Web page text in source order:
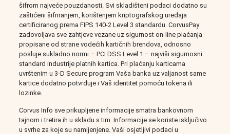
šifrom najveće pouzdanosti. Svi skladišteni podaci dodatno su
zaštićeni šifriranjem, korištenjem kriptografskog uređaja
certificiranog prema FIPS 140-2 Level 3 standardu. CorvusPay
zadovoljava sve zahtjeve vezane uz sigurnost on-line plaćanja
propisane od strane vodećih kartičnih brendova, odnosno
posluje sukladno normi – PCI DSS Level 1 – najviši sigurnosni
standard industrije platnih kartica. Pri plaćanju karticama
uvrštenim u 3-D Secure program Vaša banka uz valjanost same
kartice dodatno potvrđuje i Vaš identitet pomoću tokena ili
lozinke.
Corvus Info sve prikupljene informacije smatra bankovnom
tajnom i tretira ih u skladu s tim. Informacije se koriste isključivo
u svrhe za koje su namijenjene. Vaši osjetljivi podaci u